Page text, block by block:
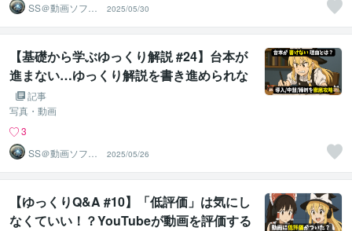
SS＠動画ソフト
ウェアエンジニ
ア
2025/05/30
【基礎から学ぶゆっくり解説 #24】台本が
進まない…ゆっくり解説を書き進められな
くなったときの対処法を導入/中盤/締めの
三段階で徹底攻略します
記事
写真・動画
3
SS＠動画ソフト
ウェアエンジニ
ア
2025/05/26
【ゆっくりQ&A #10】「低評価」は気にし
なくていい！？YouTubeが動画を評価する